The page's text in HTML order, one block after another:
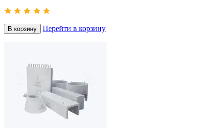
В корзину Перейти в корзину